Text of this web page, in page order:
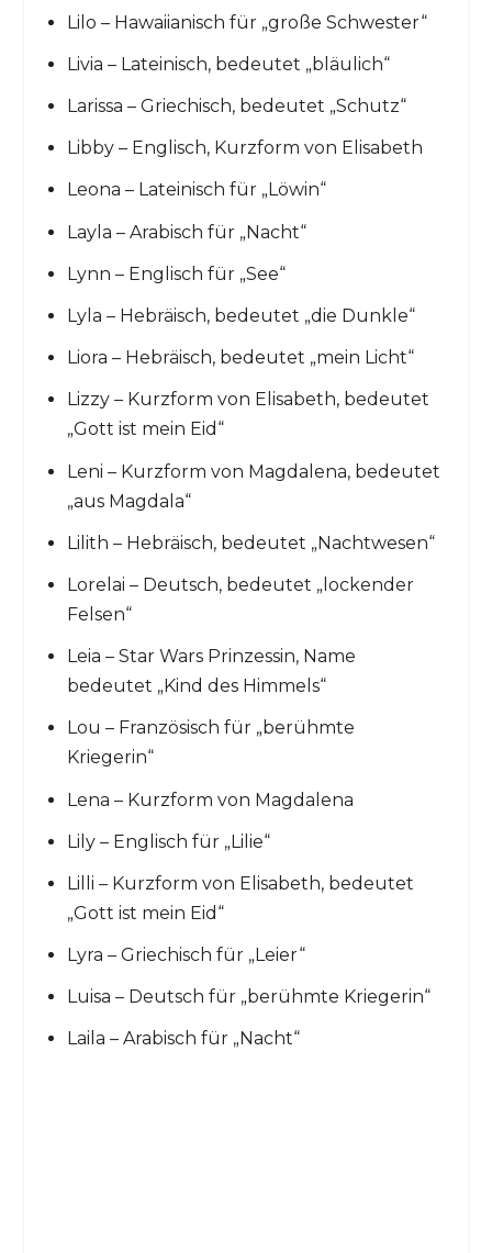
Lilo – Hawaiianisch für „große Schwester“
Livia – Lateinisch, bedeutet „bläulich“
Larissa – Griechisch, bedeutet „Schutz“
Libby – Englisch, Kurzform von Elisabeth
Leona – Lateinisch für „Löwin“
Layla – Arabisch für „Nacht“
Lynn – Englisch für „See“
Lyla – Hebräisch, bedeutet „die Dunkle“
Liora – Hebräisch, bedeutet „mein Licht“
Lizzy – Kurzform von Elisabeth, bedeutet
„Gott ist mein Eid“
Leni – Kurzform von Magdalena, bedeutet
„aus Magdala“
Lilith – Hebräisch, bedeutet „Nachtwesen“
Lorelai – Deutsch, bedeutet „lockender
Felsen“
Leia – Star Wars Prinzessin, Name
bedeutet „Kind des Himmels“
Lou – Französisch für „berühmte
Kriegerin“
Lena – Kurzform von Magdalena
Lily – Englisch für „Lilie“
Lilli – Kurzform von Elisabeth, bedeutet
„Gott ist mein Eid“
Lyra – Griechisch für „Leier“
Luisa – Deutsch für „berühmte Kriegerin“
Laila – Arabisch für „Nacht“